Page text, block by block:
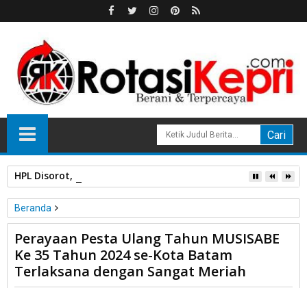
HPL Disorot, PT Sosor Tala Jaya Tolak Perluasan Kampung
Beranda
Batam
Perayaan Pesta Ulang Tahun MUSISABE Ke 35 Tahun 2024 se-
Kota Batam Terlaksana dengan Sangat Meriah
Perayaan Pesta Ulang Tahun MUSISABE
Ke 35 Tahun 2024 se-Kota Batam
Terlaksana dengan Sangat Meriah